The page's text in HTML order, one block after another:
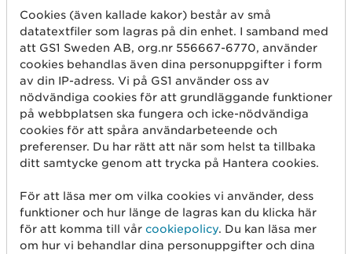
Kom igång
Använd GLN
Sälj på marknadsplatser
Cookies (även kallade kakor) består av små
datatextfiler som lagras på din enhet. I samband med
att GS1 Sweden AB, org.nr 556667-6770, använder
cookies behandlas även dina personuppgifter i form
av din IP-adress. Vi på GS1 använder oss av
nödvändiga cookies för att grundläggande funktioner
på webbplatsen ska fungera och icke-nödvändiga
cookies för att spåra användarbeteende och
preferenser. Du har rätt att när som helst ta tillbaka
ditt samtycke genom att trycka på Hantera cookies.
För att läsa mer om vilka cookies vi använder, dess
funktioner och hur länge de lagras kan du klicka här
för att komma till vår cookiepolicy. Du kan läsa mer
om hur vi behandlar dina personuppgifter och dina